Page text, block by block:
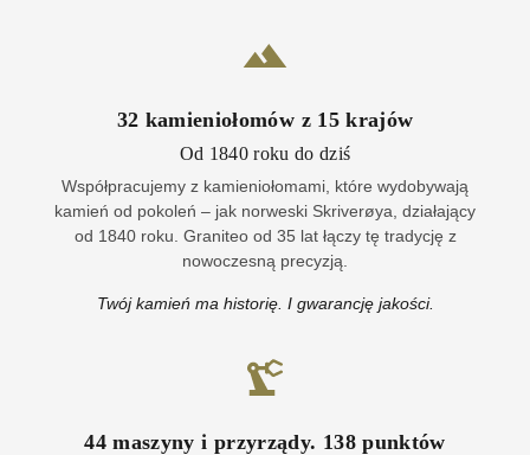
32 kamieniołomów z 15krajów
Od 1840 roku do dziś
Współpracujemy z kamieniołomami, które wydobywają
kamień od pokoleń – jak norweski Skriverøya, działający
od 1840 roku. Graniteo od 35 lat łączy tę tradycję z
nowoczesną precyzją.
Twój kamień ma historię. I gwarancję jakości.
44 maszyny i przyrządy. 138punktów